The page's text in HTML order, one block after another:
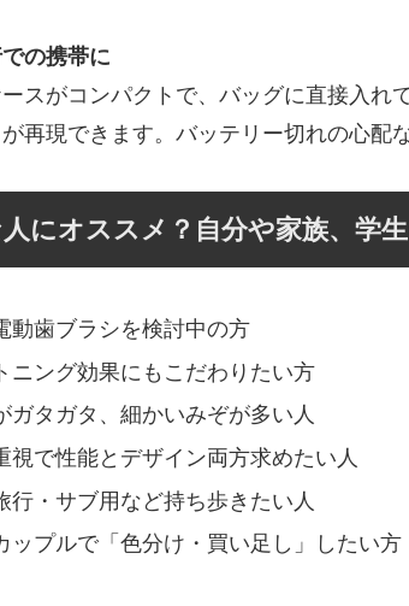
の携帯に
スがコンパクトで、バッグに直接入れ
再現できます。バッテリー切れの心配
にオススメ？自分や家族、学
動歯ブラシを検討中の方
ニング効果にもこだわりたい方
ガタガタ、細かいみぞが多い人
視で性能とデザイン両方求めたい人
行・サブ用など持ち歩きたい人
ップルで「色分け・買い足し」したい方